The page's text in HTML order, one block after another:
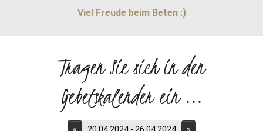
Viel Freude beim Beten :)
Tragen Sie sich in den
Gebetskalender ein ...